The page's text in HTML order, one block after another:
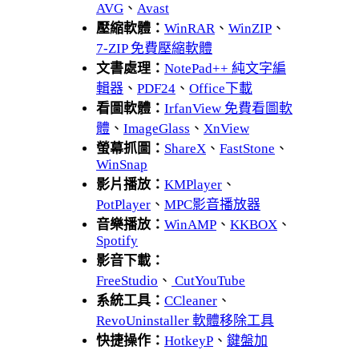
AVG 、 Avast
壓縮軟體： WinRAR、 WinZIP 、
7-ZIP 免費壓縮軟體
文書處理： NotePad++ 純文字編
輯器 、 PDF24 、 Office下載
看圖軟體： IrfanView 免費看圖軟
體 、 ImageGlass 、 XnView
螢幕抓圖： ShareX 、 FastStone 、
WinSnap
影片播放： KMPlayer 、
PotPlayer 、 MPC影音播放器
音樂播放： WinAMP 、 KKBOX 、
Spotify
影音下載：
FreeStudio 、 CutYouTube
系統工具： CCleaner 、
RevoUninstaller 軟體移除工具
快捷操作： HotkeyP 、 鍵盤加